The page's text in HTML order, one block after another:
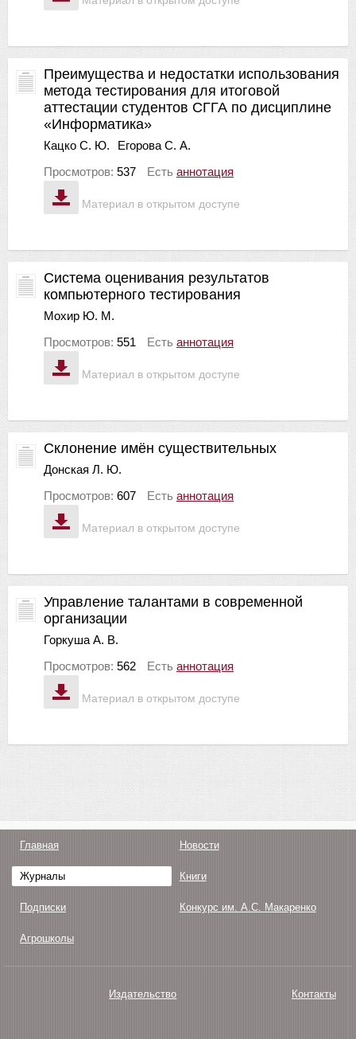
Материал в открытом доступе
Преимущества и недостатки использования
метода тестирования для итоговой
аттестации студентов СГГА по дисциплине
«Информатика»
Кацко С. Ю.
Егорова С. А.
Просмотров: 537 Есть аннотация
Материал в открытом доступе
Система оценивания результатов
компьютерного тестирования
Мохир Ю. М.
Просмотров: 551 Есть аннотация
Материал в открытом доступе
Склонение имён существительных
Донская Л. Ю.
Просмотров: 607 Есть аннотация
Материал в открытом доступе
Управление талантами в современной
организации
Горкуша А. В.
Просмотров: 562 Есть аннотация
Главная Новости
Журналы Книги
Подписки Конкурс им. А.С. Макаренко
Агрошколы
Издательство Контакты